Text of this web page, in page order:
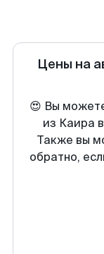
Цены на
😍 Вы
из Каира
Также вы
обратно,